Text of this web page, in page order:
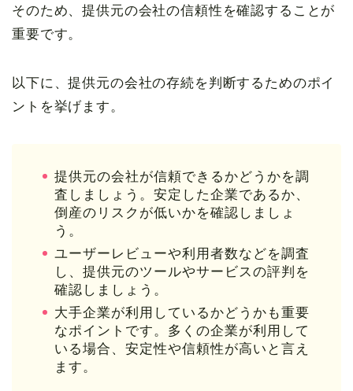
そのため、提供元の会社の信頼性を確認することが
重要です。
以下に、提供元の会社の存続を判断するためのポイ
ントを挙げます。
提供元の会社が信頼できるかどうかを調
査しましょう。安定した企業であるか、
倒産のリスクが低いかを確認しましょ
う。
ユーザーレビューや利用者数などを調査
し、提供元のツールやサービスの評判を
確認しましょう。
大手企業が利用しているかどうかも重要
なポイントです。多くの企業が利用して
いる場合、安定性や信頼性が高いと言え
ます。